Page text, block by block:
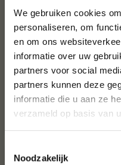
We gebruiken cookies
personaliseren, om
en om ons
informatie over uw
partners voor social
partners kunnen deze
informatie die u aan ze
verzameld op basis van
Noodzakelijk
Maminha Tierno
(11)
10% korting op je
eerste bestelling*
Schrijf je in voor onze
10% korting op jouw
VOORNAAM
ACHTERNAAM